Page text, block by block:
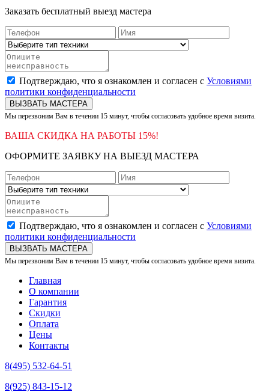
Заказать бесплатный выезд мастера
Подтверждаю, что я ознакомлен и согласен с Условиями
политики конфиденциальности
ВЫЗВАТЬ МАСТЕРА
Мы перезвоним Вам в течении 15 минут, чтобы согласовать удобное время визита.
ВАША СКИДКА НА РАБОТЫ 15%!
ОФОРМИТЕ ЗАЯВКУ НА ВЫЕЗД МАСТЕРА
Подтверждаю, что я ознакомлен и согласен с Условиями
политики конфиденциальности
ВЫЗВАТЬ МАСТЕРА
Мы перезвоним Вам в течении 15 минут, чтобы согласовать удобное время визита.
Главная
О компании
Гарантия
Скидки
Оплата
Цены
Контакты
8(495) 532-64-51
8(925) 843-15-12